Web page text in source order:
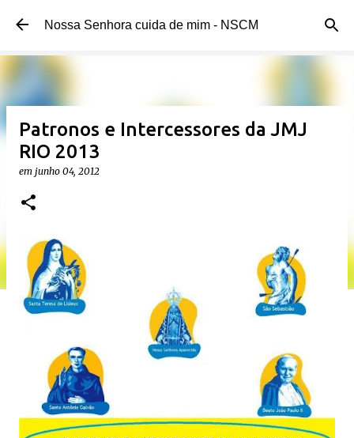
Pular para o conteúdo principal
Nossa Senhora cuida de mim - NSCM
Patronos e Intercessores da JMJ
RIO 2013
em junho 04, 2012